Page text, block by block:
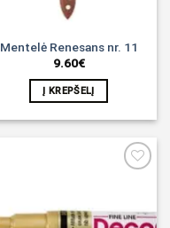
Mentelė Renesans nr. 11
9.60€
Į KREPŠELĮ
Noriu!